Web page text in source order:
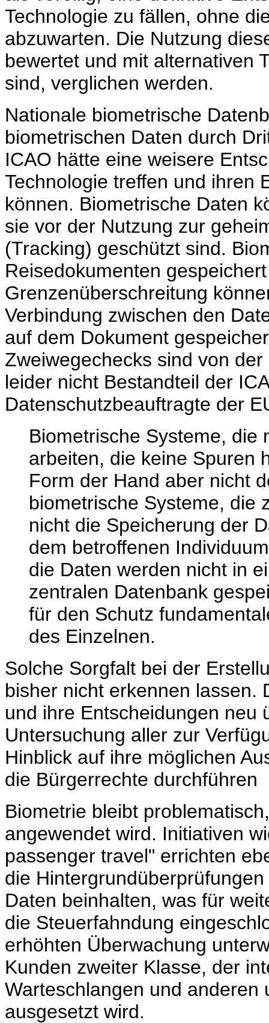
Technologie zu fällen, ohne
abzuwarten. Die Nutzung
bewertet und mit alternativen
sind, verglichen werden.
Nationale biometrische
biometrischen Daten durch
ICAO hätte eine weisere
Technologie treffen und ihren
können. Biometrische Daten
sie vor der Nutzung zur
(Tracking) geschützt sind.
Reisedokumenten
Grenzenüberschreitung
Verbindung zwischen den
auf dem Dokument
Zweiwegechecks sind von
leider nicht Bestandteil der
Datenschutzbeauftragte der
Biometrische Systeme, die
arbeiten, die keine Spuren
Form der Hand aber nicht
biometrische Systeme, die
nicht die Speicherung der
dem betroffenen
die Daten werden nicht in
zentralen Datenbank
für den Schutz
des Einzelnen.
Solche Sorgfalt bei der
bisher nicht erkennen lassen.
und ihre Entscheidungen
Untersuchung aller zur
Hinblick auf ihre möglichen
die Bürgerrechte durchführen
Biometrie bleibt
angewendet wird. Initiativen
passenger travel" errichten
die
Daten beinhalten, was für
die Steuerfahndung
erhöhten Überwachung
Kunden zweiter Klasse, der
Warteschlangen und anderen
ausgesetzt wird.